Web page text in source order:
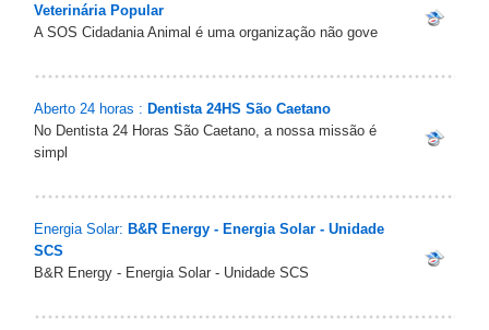
Veterinária Popular
A SOS Cidadania Animal é uma organização não gove
Aberto 24 horas : Dentista 24HS São Caetano
No Dentista 24 Horas São Caetano, a nossa missão é
simpl
Energia Solar: B&R Energy - Energia Solar - Unidade
SCS
B&R Energy - Energia Solar - Unidade SCS